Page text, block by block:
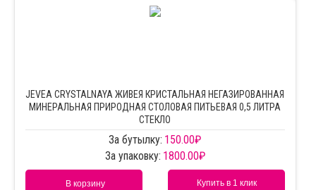
JEVEA CRYSTALNAYA ЖИВЕЯ КРИСТАЛЬНАЯ НЕГАЗИРОВАННАЯ
МИНЕРАЛЬНАЯ ПРИРОДНАЯ СТОЛОВАЯ ПИТЬЕВАЯ 0,5 ЛИТРА
СТЕКЛО
За бутылку: 150.00₽
За упаковку: 1800.00₽
В корзину Купить в 1 клик